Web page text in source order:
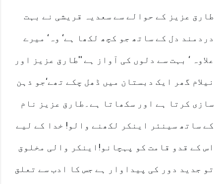
طارق عزیز کے حوالے سے سعدیہ قریشی نے بہت
دردمند دل کے ساتھ جو کچھ لکھا ہے‘ وہ‘ میرے
علاوہ ‘ بہت سے دلوں کی آواز ہے ''طارق عزیز اور
نیلام گھر ایک دبستان میں ڈھل چکے تھے‘جو ذہن
سازی کرتا ہے اور سکھاتا ہے۔طارق عزیز نام
کے ساتھ سینئر اینکر لکھنے والو! خدا کے لیے
اس کے قدو قامت کو پہچانو!اینکر والی مخلوق
تو جدید دور کی پیداوار ہے جس کا ادب سے تعلق